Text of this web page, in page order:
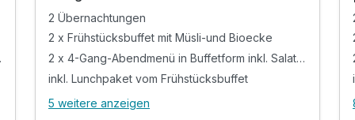
2 Übernachtungen
2 x Frühstücksbuffet mit Müsli-und Bioecke
2 x 4-Gang-Abendmenü in Buffetform inkl. Salatbar
inkl. Lunchpaket vom Frühstücksbuffet
Alle Inklusivleistungen
5 weitere anzeigen